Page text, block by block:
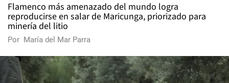
Flamenco más amenazado del mundo logra
reproducirse en salar de Maricunga, priorizado para
minería del litio
Por María del Mar Parra